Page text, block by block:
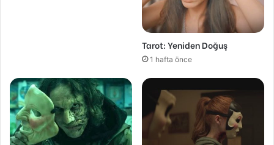
Tarot: Yeniden Doğuş
1 hafta önce